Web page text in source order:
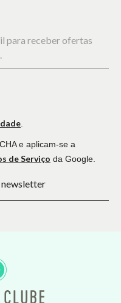
para receber ofertas
e aplicam-se a
de Serviço da Google.
newsletter